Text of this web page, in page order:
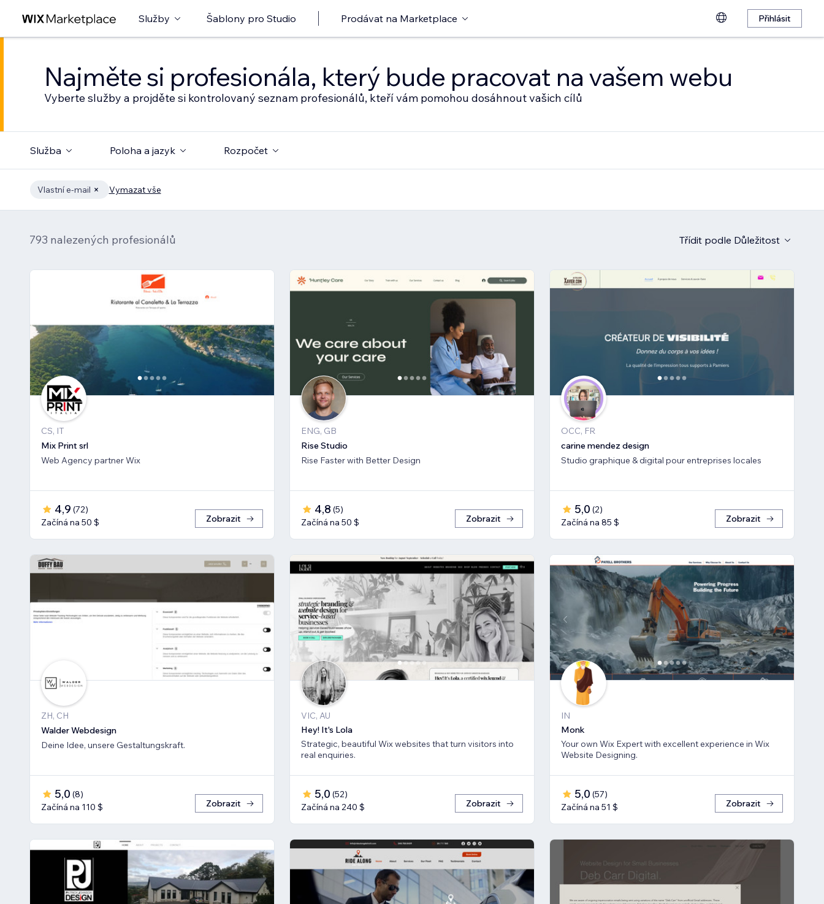
Služby Šablony pro Studio Prodávat na Marketplace Přihlásit
Najměte si profesionála, který bude pracovat na vašem webu
Vyberte služby a projděte si kontrolovaný seznam profesionálů, kteří vám pomohou dosáhnout vašich cílů
Služba Poloha a jazyk Rozpočet
Vlastní e‑mail Vymazat vše
793 nalezených profesionálů Třídit podle Důležitost
CS, IT
Mix Print srl
Web Agency partner Wix
4,9 (72)
Začíná na 50 $
Zobrazit
ENG, GB
Rise Studio
Rise Faster with Better Design
4,8 (5)
Začíná na 50 $
Zobrazit
OCC, FR
carine mendez design
Studio graphique & digital pour entreprises locales
5,0 (2)
Začíná na 85 $
Zobrazit
ZH, CH
Walder Webdesign
Deine Idee, unsere Gestaltungskraft.
5,0 (8)
Začíná na 110 $
Zobrazit
VIC, AU
Hey! It's Lola
Strategic, beautiful Wix websites that turn visitors into
real enquiries.
5,0 (52)
Začíná na 240 $
Zobrazit
IN
Monk
Your own Wix Expert with excellent experience in Wix
Website Designing.
5,0 (57)
Začíná na 51 $
Zobrazit